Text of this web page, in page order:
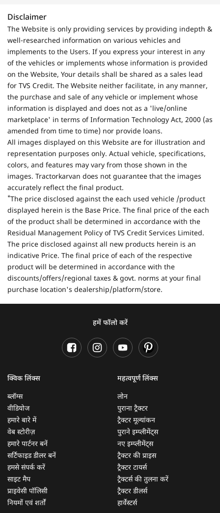
Disclaimer
The Website is only providing services by providing indepth &
well-researched information on various vehicles and
implements to the Users. If you express your interest in any
of the vehicles or implements whose information is provided
on the Website, Your details shall be shared as a sales lead
for TVS Credit. The Website neither facilitate, in any manner,
the purchase and sale of any vehicle or implement whose
information is displayed and does not as a 'live/online
marketplace' in terms of Information Technology Act, 2000 (as
amended from time to time) nor provide loans.
All images displayed on this Website are for illustration and
representation purposes only. Actual vehicle, specifications,
colors, and features may vary from those shown in the
images. Tractorkarvan does not guarantee that the images
accurately reflect the final product.
*The price disclosed against the each used vehicle /product
displayed herein is the Base Price. The final price of the each
of the product shall be determined in accordance with the
Residual Management Policy of TVS Credit Services Limited.
The price disclosed against all new products herein is an
indicative Price. The final price of each of the respective
product will be determined in accordance with the
discounts/offers/regional taxes & govt. norms at your final
purchase location's dealership/platform/store.
हमें फॉलो करें
क्विक लिंक्स
ब्लॉग्स
वीडियोज
हमारे बारे में
वेब स्टोरीज़
हमारे पार्टनर बनें
सर्टिफाइड डीलर बनें
हमसे संपर्क करें
साइट मैप
प्राइवेसी पॉलिसी
नियमों एवं शर्तों
महत्वपूर्ण लिंक्स
लोन
पुराना ट्रैक्टर
ट्रैक्टर मूल्यांकन
पुराने इम्प्लीमेंट्स
नए इम्प्लीमेंट्स
ट्रैक्टर की प्राइस
ट्रैक्टर टायर्स
ट्रैक्टर्स की तुलना करें
ट्रैक्टर डीलर्स
हार्वेस्टर्स